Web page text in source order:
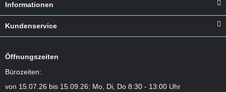
Informationen
Kundenservice
Öffnungszeiten
Bürozeiten:
von 15.07.26 bis 15.09.26: Mo, Di, Do 8:30 - 13:00 Uhr